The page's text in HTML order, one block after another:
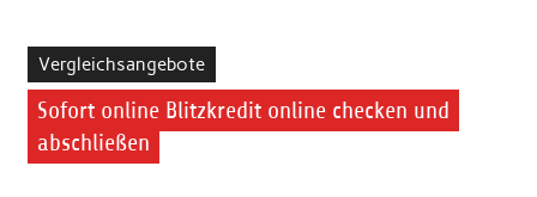
Vergleichsangebote
Sofort online Blitzkredit online checken und
abschließen